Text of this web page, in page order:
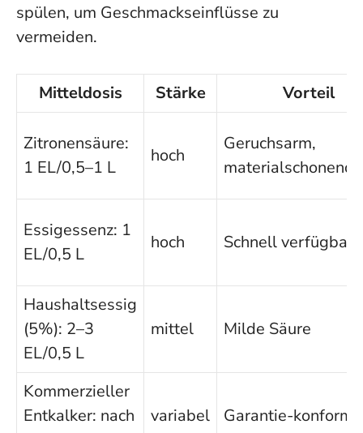
spülen, um Geschmackseinflüsse zu
vermeiden.
Mitteldosis Stärke Vorteil
Zitronensäure:
1 EL/0,5–1 L
hoch
Geruchsarm,
materialschonend
Essigessenz: 1
EL/0,5 L
hoch Schnell verfügbar
Haushaltsessig
(5%): 2–3
EL/0,5 L
mittel Milde Säure
Kommerzieller
Entkalker: nach
variabel Garantie-konform